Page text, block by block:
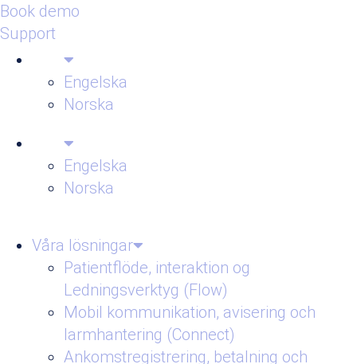
Book demo
Support
Engelska
Norska
Engelska
Norska
Våra lösningar
Patientflöde, interaktion og
Ledningsverktyg (Flow)
Mobil kommunikation, avisering och
larmhantering (Connect)
Ankomstregistrering, betalning och